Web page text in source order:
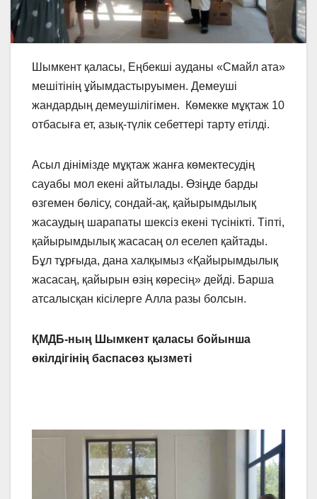
Шымкент қаласы, Еңбекші ауданы «Смайл ата»
мешітінің ұйымдастыруымен. Демеуші
жандардың демеушілігімен. Көмекке мұқтаж 10
отбасыға ет, азық-түлік себеттері тарту етілді.
Асыл дінімізде мұқтаж жанға көмектесудің
сауабы мол екені айтылады. Өзіңде барды
өзгемен бөлісу, сондай-ақ, қайырымдылық
жасаудың шарапаты шексіз екені түсінікті. Тіпті,
қайырымдылық жасасаң ол еселеп қайтады.
Бұл тұрғыда, дана халқымыз «Қайырымдылық
жасасаң, қайырын өзің көресің» дейді. Барша
атсалысқан кісілерге Алла разы болсын.
ҚМДБ-ның Шымкент қаласы бойынша
өкілдігінің баспасөз қызметі